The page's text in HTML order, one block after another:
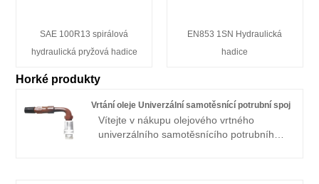
SAE 100R13 spirálová
hydraulická pryžová hadice
EN853 1SN Hydraulická
hadice
Horké produkty
Vrtání oleje Univerzální samotěsnící potrubní spoj
Vítejte v nákupu olejového vrtného
univerzálního samotěsnícího potrubního